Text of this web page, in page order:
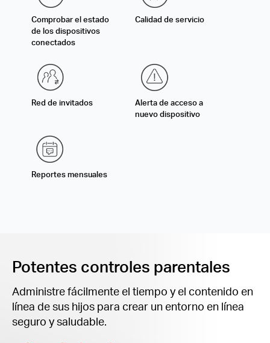
Comprobar el estado
de los dispositivos
conectados
Calidad de servicio
Red de invitados
Alerta de acceso a
nuevo dispositivo
Reportes mensuales
Potentes controles parentales
Administre fácilmente el tiempo y el contenido en
línea de sus hijos para crear un entorno en línea
seguro y saludable.